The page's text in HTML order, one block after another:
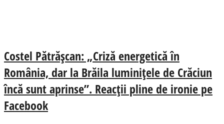
Costel Pătrășcan: „Criză energetică în
România, dar la Brăila luminițele de Crăciun
încă sunt aprinse”. Reacții pline de ironie pe
Facebook